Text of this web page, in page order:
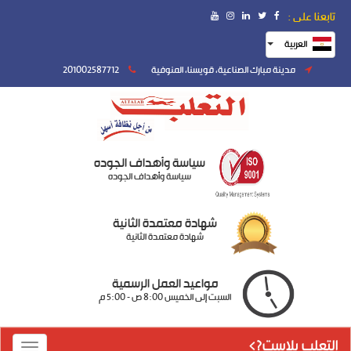
تابعنا على :
العربية
مدينة مبارك الصناعية، قويسنا، المنوفية
سياسة وأهداف الجوده
سياسة وأهداف الجوده
شهادة معتمدة الثانية
شهادة معتمدة الثانية
مواعيد العمل الرسمية
السبت إلى الخميس 8:00 ص - 5:00 م
التعلب بلاست?>